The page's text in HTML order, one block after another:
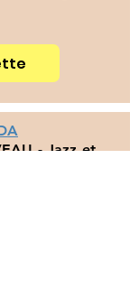
- Jazz et